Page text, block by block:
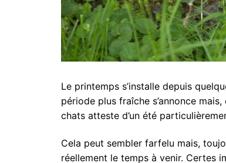
Le printemps s’installe depuis
période plus fraîche s’annonce
chats atteste d’un été
Cela peut sembler farfelu mais,
réellement le temps à venir. Certes